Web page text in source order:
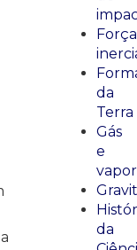
da
Terra
Gás
e
vapor
da